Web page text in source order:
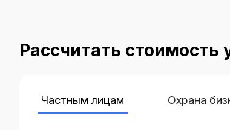
Частным лицам Охрана
Рассчитать стоимость